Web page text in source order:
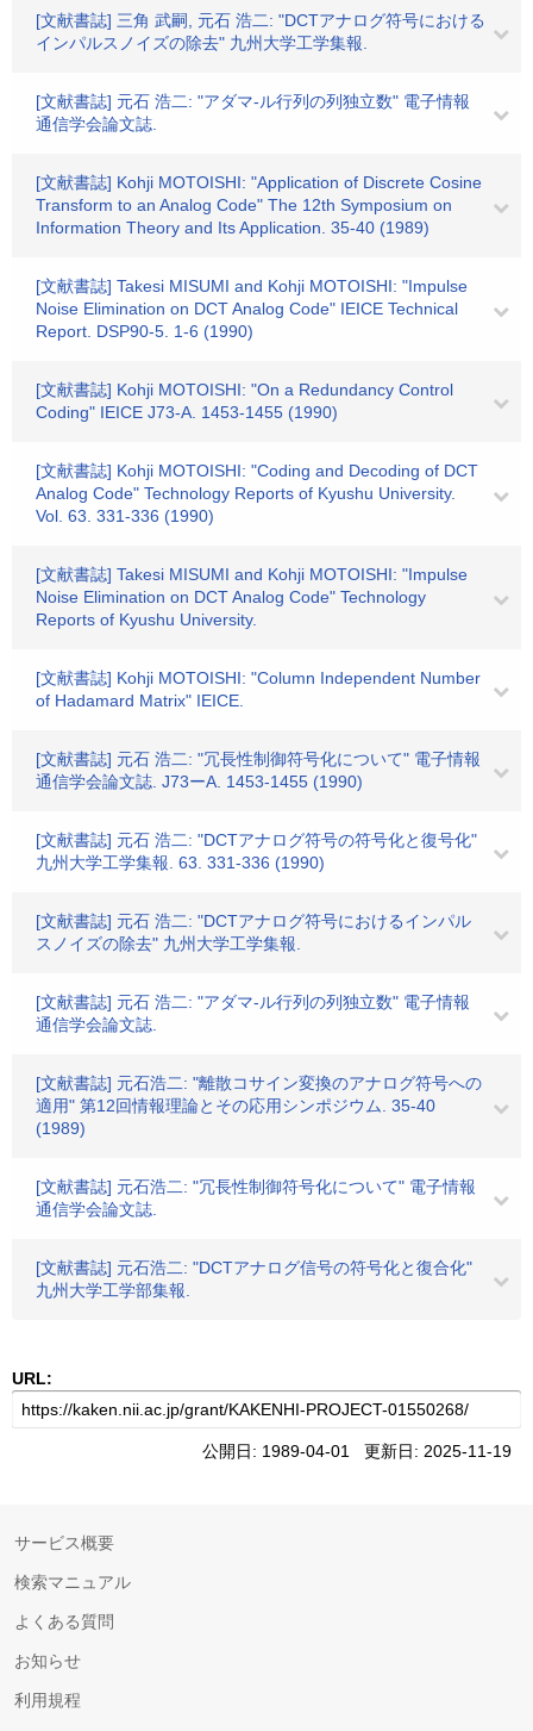
[文献書誌] 三角 武嗣, 元石 浩二: "DCTアナログ符号における
インパルスノイズの除去" 九州大学工学集報.
[文献書誌] 元石 浩二: "アダマ-ル行列の列独立数" 電子情報
通信学会論文誌.
[文献書誌] Kohji MOTOISHI: "Application of Discrete Cosine
Transform to an Analog Code" The 12th Symposium on
Information Theory and Its Application. 35-40 (1989)
[文献書誌] Takesi MISUMI and Kohji MOTOISHI: "Impulse
Noise Elimination on DCT Analog Code" IEICE Technical
Report. DSP90-5. 1-6 (1990)
[文献書誌] Kohji MOTOISHI: "On a Redundancy Control
Coding" IEICE J73-A. 1453-1455 (1990)
[文献書誌] Kohji MOTOISHI: "Coding and Decoding of DCT
Analog Code" Technology Reports of Kyushu University.
Vol. 63. 331-336 (1990)
[文献書誌] Takesi MISUMI and Kohji MOTOISHI: "Impulse
Noise Elimination on DCT Analog Code" Technology
Reports of Kyushu University.
[文献書誌] Kohji MOTOISHI: "Column Independent Number
of Hadamard Matrix" IEICE.
[文献書誌] 元石 浩二: "冗長性制御符号化について" 電子情報
通信学会論文誌. J73ーA. 1453-1455 (1990)
[文献書誌] 元石 浩二: "DCTアナログ符号の符号化と復号化"
九州大学工学集報. 63. 331-336 (1990)
[文献書誌] 元石 浩二: "DCTアナログ符号におけるインパル
スノイズの除去" 九州大学工学集報.
[文献書誌] 元石 浩二: "アダマ-ル行列の列独立数" 電子情報
通信学会論文誌.
[文献書誌] 元石浩二: "離散コサイン変換のアナログ符号への
適用" 第12回情報理論とその応用シンポジウム. 35-40
(1989)
[文献書誌] 元石浩二: "冗長性制御符号化について" 電子情報
通信学会論文誌.
[文献書誌] 元石浩二: "DCTアナログ信号の符号化と復合化"
九州大学工学部集報.
URL:
公開日: 1989-04-01 更新日: 2025-11-19
サービス概要
検索マニュアル
よくある質問
お知らせ
利用規程